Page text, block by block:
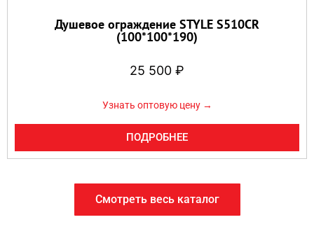
Душевое ограждение STYLE S510CR
(100*100*190)
25 500 ₽
Узнать оптовую цену →
ПОДРОБНЕЕ
Смотреть весь каталог